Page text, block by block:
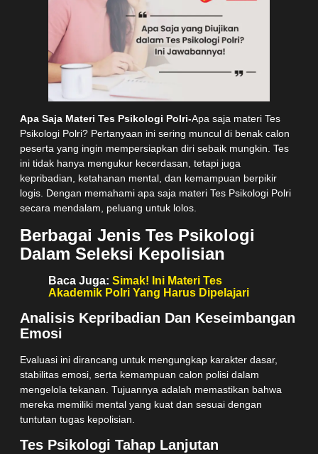
Apa Saja Materi Tes Psikologi Polri-Apa saja materi Tes
Psikologi Polri? Pertanyaan ini sering muncul di benak calon
peserta yang ingin mempersiapkan diri sebaik mungkin. Tes
ini tidak hanya mengukur kecerdasan, tetapi juga
kepribadian, ketahanan mental, dan kemampuan berpikir
logis. Dengan memahami apa saja materi Tes Psikologi Polri
secara mendalam, peluang untuk lolos.
Berbagai Jenis Tes Psikologi
Dalam Seleksi Kepolisian
Baca Juga: Simak! Ini Materi Tes
Akademik Polri Yang Harus Dipelajari
Analisis Kepribadian Dan Keseimbangan
Emosi
Evaluasi ini dirancang untuk mengungkap karakter dasar,
stabilitas emosi, serta kemampuan calon polisi dalam
mengelola tekanan. Tujuannya adalah memastikan bahwa
mereka memiliki mental yang kuat dan sesuai dengan
tuntutan tugas kepolisian.
Tes Psikologi Tahap Lanjutan